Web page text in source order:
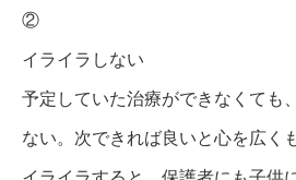
②
イライラしない
予定していた治療ができなくても
ない。次できれば良いと心を広く